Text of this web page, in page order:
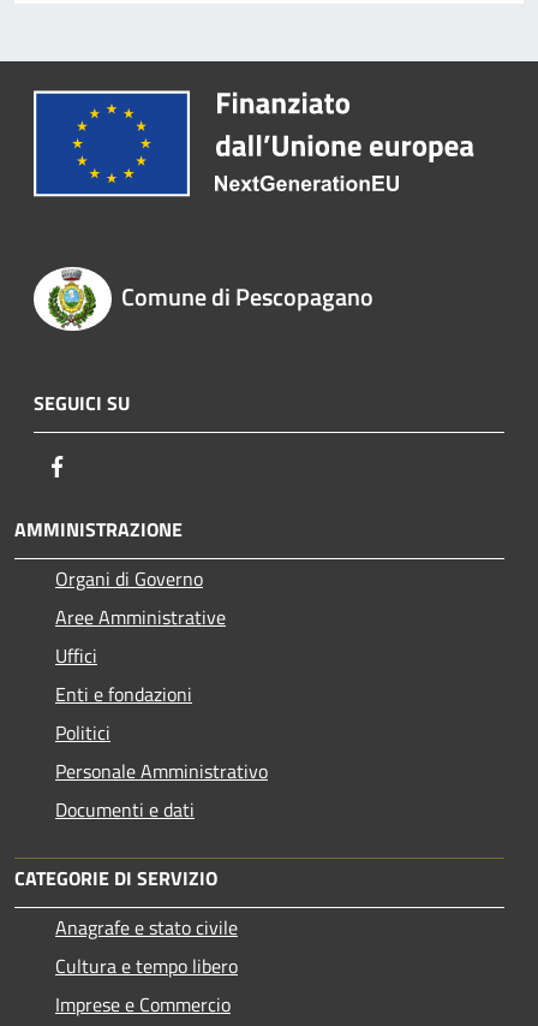
Comune di Pescopagano
SEGUICI SU
AMMINISTRAZIONE
Organi di Governo
Aree Amministrative
Uffici
Enti e fondazioni
Politici
Personale Amministrativo
Documenti e dati
CATEGORIE DI SERVIZIO
Anagrafe e stato civile
Cultura e tempo libero
Imprese e Commercio